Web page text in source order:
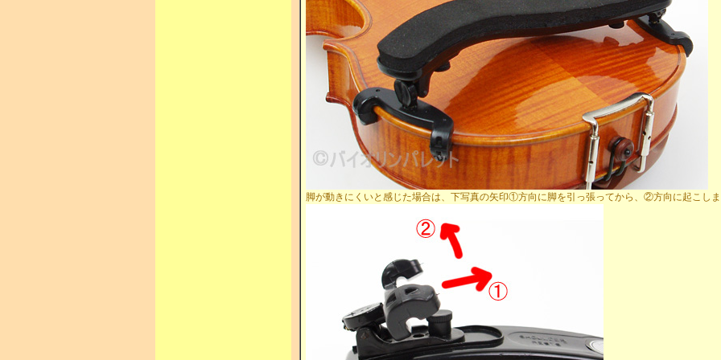
脚が動きにくいと感じた場合は、下写真の矢印①方向に脚を引っ張ってから、②方向に起こし